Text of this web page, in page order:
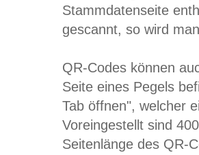
Stammdatenseite
gescannt, so wird
QR-Codes können
Seite eines Pegels
Tab öffnen", welcher
Voreingestellt sind
Seitenlänge des QR-